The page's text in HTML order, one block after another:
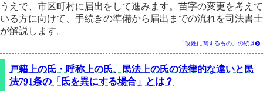
うえで、市区町村に届出をして進みます。苗字の変更を考えて
いる方に向けて、手続きの準備から届出までの流れを司法書士
が解説します。
「改姓に関するもの」の続き
戸籍上の氏・呼称上の氏、民法上の氏の法律的な違いと民
法791条の「氏を異にする場合」とは？